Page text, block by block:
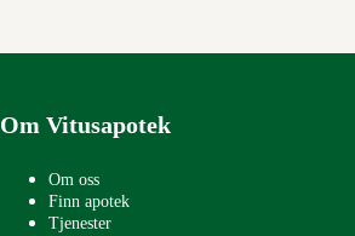
Om Vitusapotek
Om oss
Finn apotek
Tjenester